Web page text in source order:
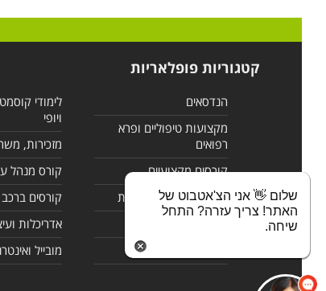
קטגוריות פופלאריות
הנדסאים
מקצועות טיפוליים ופרא
רפואים
קורסים מקצועיים
לימודי מחשבים ורשתות
לימודי
ויופי
מזכירות,
קורס מנהל
קורסים ברכב
אדריכלות
מובייל
שלום 👋 אני הצ'אטבוט של
האתר! צריך עזרה? התחל
שיחה.